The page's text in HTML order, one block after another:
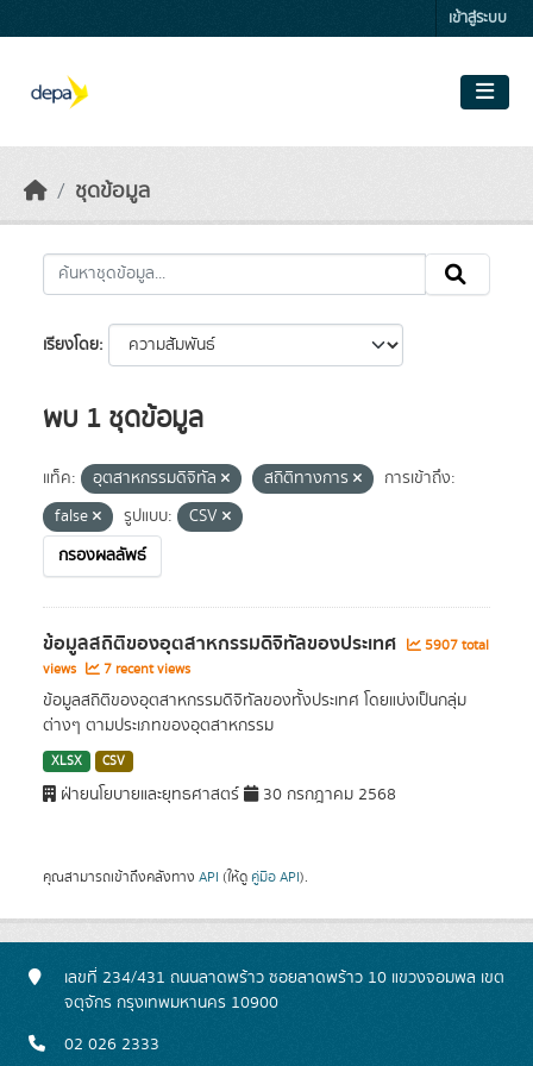
เข้าสู่ระบบ
ชุดข้อมูล
เรียงโดย
พบ 1 ชุดข้อมูล
แท็ค: อุตสาหกรรมดิจิทัล สถิติทางการ
การเข้าถึง:
false
รูปแบบ:
CSV
กรองผลลัพธ์
ข้อมูลสถิติของอุตสาหกรรมดิจิทัลของประเทศ
5907 total
views
7 recent views
ข้อมูลสถิติของอุตสาหกรรมดิจิทัลของทั้งประเทศ โดยแบ่งเป็นกลุ่ม
ต่างๆ ตามประเภทของอุตสาหกรรม
XLSX CSV
ฝ่ายนโยบายและยุทธศาสตร์ 30 กรกฎาคม 2568
คุณสามารถเข้าถึงคลังทาง API (ให้ดู คู่มือ API).
เลขที่ 234/431 ถนนลาดพร้าว ซอยลาดพร้าว 10 แขวงจอมพล เขต
จตุจักร กรุงเทพมหานคร 10900
02 026 2333